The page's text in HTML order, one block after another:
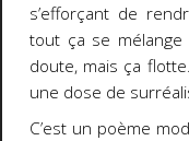
s’efforçant de
tout ça se
doute, mais ça
une dose de
C’est un poème